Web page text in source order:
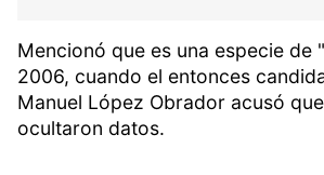
Mencionó que es una especie de
2006, cuando el entonces
Manuel López Obrador acusó que
ocultaron datos.